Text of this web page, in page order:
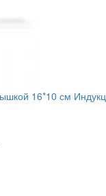
16*10 см